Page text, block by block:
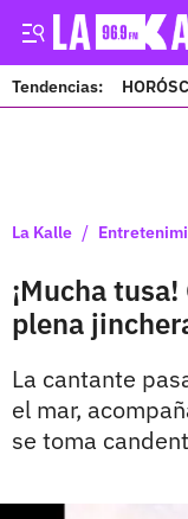
Tendencias:
La Kalle /
¡Mucha
plena
La cantante
el mar,
se toma